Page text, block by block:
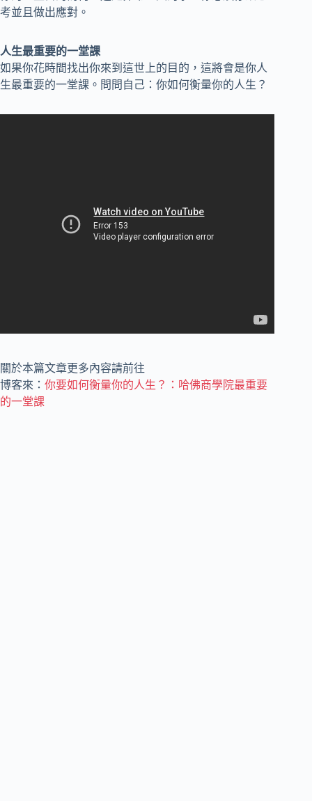
考並且做出應對。
人生最重要的一堂課
如果你花時間找出你來到這世上的目的，這將會是你人
生最重要的一堂課。問問自己：你如何衡量你的人生？
關於本篇文章更多內容請前往
博客來： 你要如何衡量你的人生？：哈佛商學院最重要
的一堂課